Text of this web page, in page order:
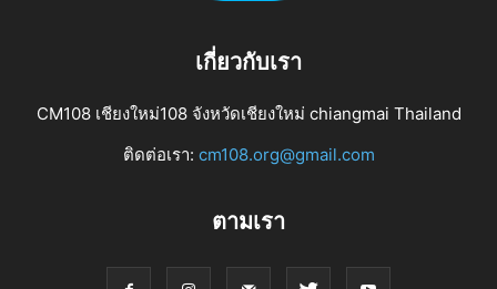
เกี่ยวกับเรา
CM108 เชียงใหม่108 จังหวัดเชียงใหม่ chiangmai Thailand
ติดต่อเรา: cm108.org@gmail.com
ตามเรา